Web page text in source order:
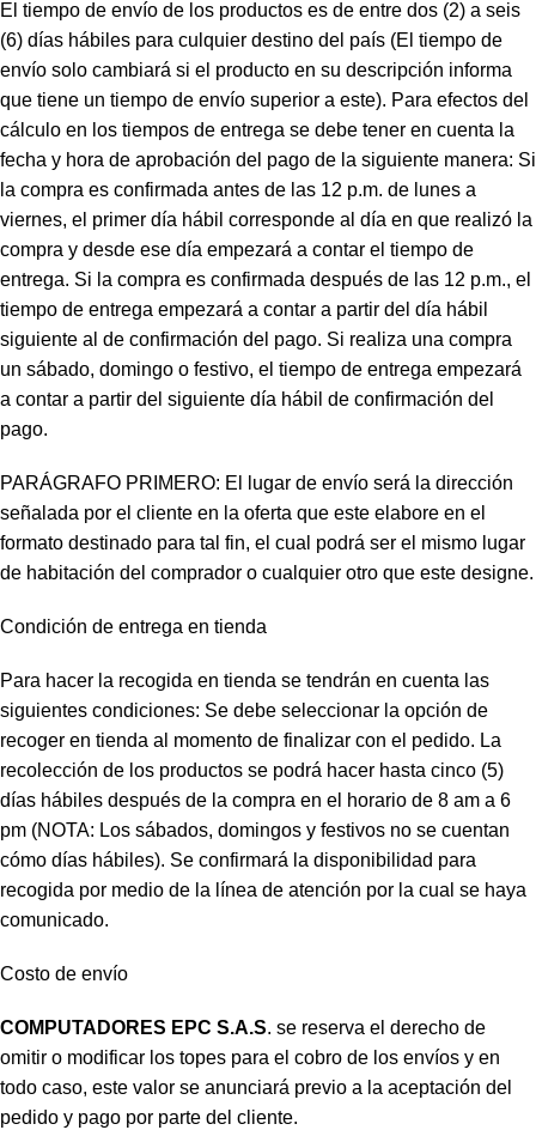
El tiempo de envío de los productos es de entre dos (2) a seis
(6) días hábiles para culquier destino del país (El tiempo de
envío solo cambiará si el producto en su descripción informa
que tiene un tiempo de envío superior a este). Para efectos del
cálculo en los tiempos de entrega se debe tener en cuenta la
fecha y hora de aprobación del pago de la siguiente manera: Si
la compra es confirmada antes de las 12 p.m. de lunes a
viernes, el primer día hábil corresponde al día en que realizó la
compra y desde ese día empezará a contar el tiempo de
entrega. Si la compra es confirmada después de las 12 p.m., el
tiempo de entrega empezará a contar a partir del día hábil
siguiente al de confirmación del pago. Si realiza una compra
un sábado, domingo o festivo, el tiempo de entrega empezará
a contar a partir del siguiente día hábil de confirmación del
pago.
PARÁGRAFO PRIMERO: El lugar de envío será la dirección
señalada por el cliente en la oferta que este elabore en el
formato destinado para tal fin, el cual podrá ser el mismo lugar
de habitación del comprador o cualquier otro que este designe.
Condición de entrega en tienda
Para hacer la recogida en tienda se tendrán en cuenta las
siguientes condiciones: Se debe seleccionar la opción de
recoger en tienda al momento de finalizar con el pedido. La
recolección de los productos se podrá hacer hasta cinco (5)
días hábiles después de la compra en el horario de 8 am a 6
pm (NOTA: Los sábados, domingos y festivos no se cuentan
cómo días hábiles). Se confirmará la disponibilidad para
recogida por medio de la línea de atención por la cual se haya
comunicado.
Costo de envío
COMPUTADORES EPC S.A.S. se reserva el derecho de
omitir o modificar los topes para el cobro de los envíos y en
todo caso, este valor se anunciará previo a la aceptación del
pedido y pago por parte del cliente.